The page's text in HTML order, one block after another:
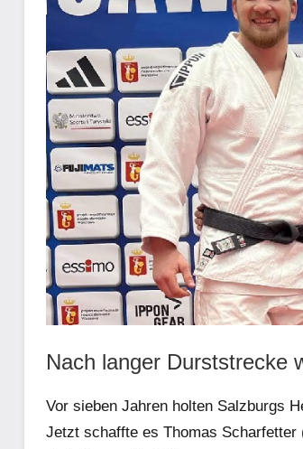
Nach langer Durststrecke
Vor sieben Jahren holten Salzburgs
Jetzt schaffte es Thomas Scharfetter